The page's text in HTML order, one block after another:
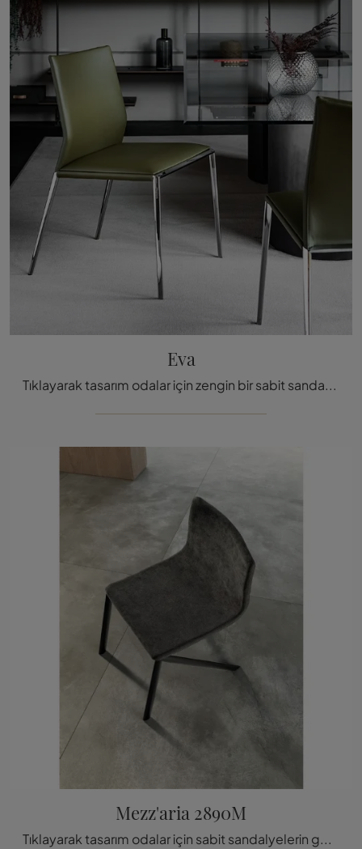
Eva
Tıklayarak tasarım odalar için zengin bir sabit sandalye kataloğunu keşfedin: Cattelan Italia'nın Eva modeli sen
Mezz'aria 2890M
Tıklayarak tasarım odalar için sabit sandalyelerin geniş bir yelpazesini keşfedin: Lago'nun Mezz'aria 2890